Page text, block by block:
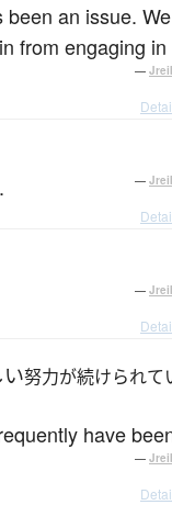
an issue. We
from engaging in
—
—
—
努力が続けられて
have
—